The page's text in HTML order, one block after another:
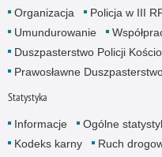
Organizacja
Policja w III
Umundurowanie
Duszpasterstwo Policji
Prawosławne
Statystyka
Informacje Ogólne
Kodeks karny
Ruch